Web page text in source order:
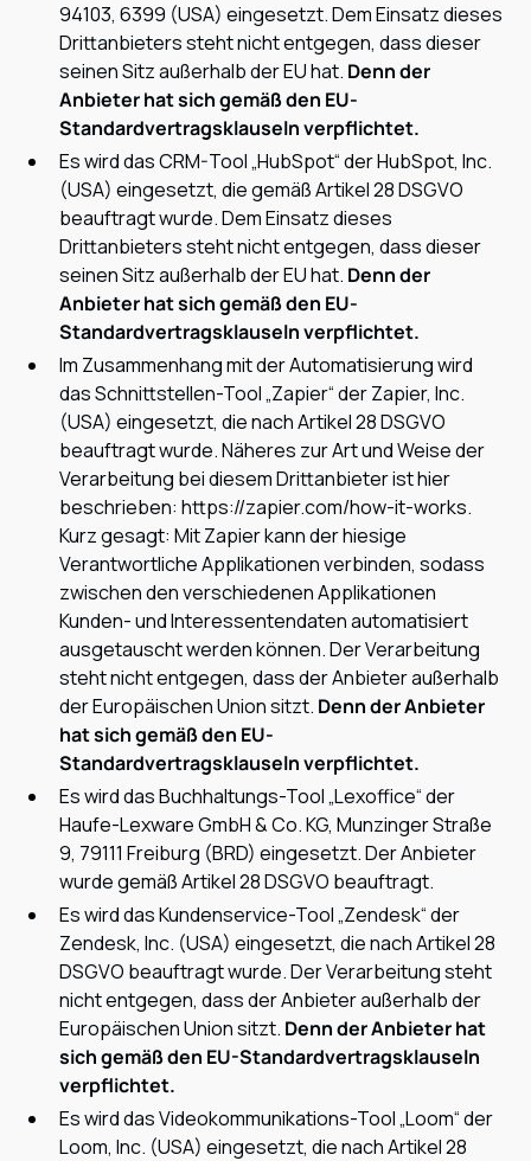
94103, 6399 (USA) eingesetzt. Dem Einsatz dieses
Drittanbieters steht nicht entgegen, dass dieser
seinen Sitz außerhalb der EU hat. Denn der
Anbieter hat sich gemäß den EU-
Standardvertragsklauseln verpflichtet.
Es wird das CRM-Tool „HubSpot“ der HubSpot, Inc.
(USA) eingesetzt, die gemäß Artikel 28 DSGVO
beauftragt wurde. Dem Einsatz dieses
Drittanbieters steht nicht entgegen, dass dieser
seinen Sitz außerhalb der EU hat. Denn der
Anbieter hat sich gemäß den EU-
Standardvertragsklauseln verpflichtet.
Im Zusammenhang mit der Automatisierung wird
das Schnittstellen-Tool „Zapier“ der Zapier, Inc.
(USA) eingesetzt, die nach Artikel 28 DSGVO
beauftragt wurde. Näheres zur Art und Weise der
Verarbeitung bei diesem Drittanbieter ist hier
beschrieben: https://zapier.com/how-it-works.
Kurz gesagt: Mit Zapier kann der hiesige
Verantwortliche Applikationen verbinden, sodass
zwischen den verschiedenen Applikationen
Kunden- und Interessentendaten automatisiert
ausgetauscht werden können. Der Verarbeitung
steht nicht entgegen, dass der Anbieter außerhalb
der Europäischen Union sitzt. Denn der Anbieter
hat sich gemäß den EU-
Standardvertragsklauseln verpflichtet.
Es wird das Buchhaltungs-Tool „Lexoffice“ der
Haufe-Lexware GmbH & Co. KG, Munzinger Straße
9, 79111 Freiburg (BRD) eingesetzt. Der Anbieter
wurde gemäß Artikel 28 DSGVO beauftragt.
Es wird das Kundenservice-Tool „Zendesk“ der
Zendesk, Inc. (USA) eingesetzt, die nach Artikel 28
DSGVO beauftragt wurde. Der Verarbeitung steht
nicht entgegen, dass der Anbieter außerhalb der
Europäischen Union sitzt. Denn der Anbieter hat
sich gemäß den EU-Standardvertragsklauseln
verpflichtet.
Es wird das Videokommunikations-Tool „Loom“ der
Loom, Inc. (USA) eingesetzt, die nach Artikel 28